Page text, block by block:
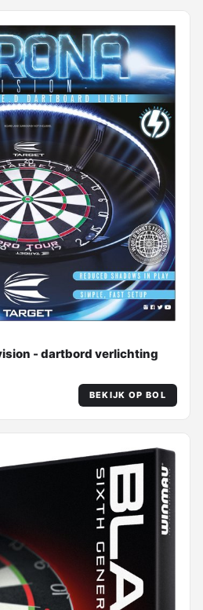
- dartbord verlichting
BEKIJK OP BOL